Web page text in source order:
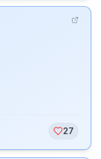
27